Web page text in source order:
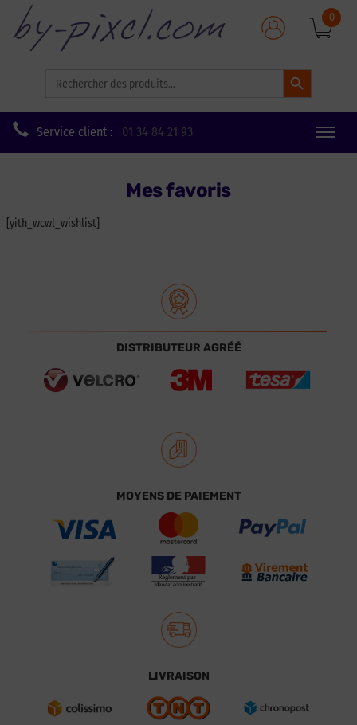
for:
Search Button
0
Service client : 01 34 84 21 93
Toggle
Mes favoris
[yith_wcwl_wishlist]
DISTRIBUTEUR AGRÉÉ
MOYENS DE PAIEMENT
LIVRAISON